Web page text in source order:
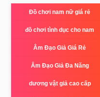
Đồ chơi nam nữ giá rẻ
đồ chơi tình dục cho nam
Âm Đạo Giả Giá Rẻ
Âm Đạo Giả Đa Năng
dương vật giả cao cấp